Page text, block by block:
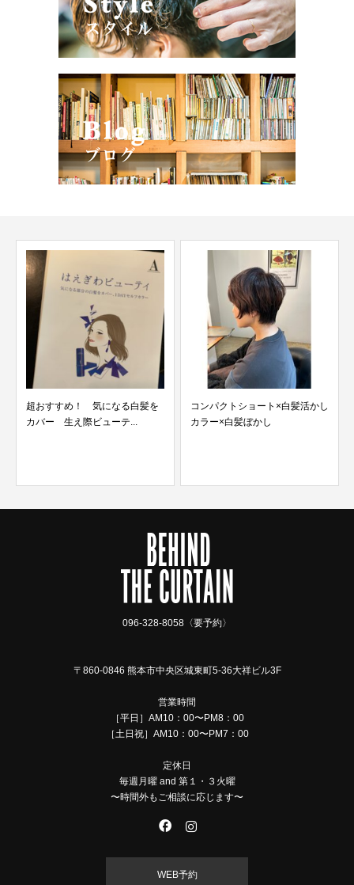
超おすすめ！ 気になる白髪を
カバー 生え際ビューテ...
コンパクトショート×白髪活かし
カラー×白髪ぼかし
096-328-8058〈要予約〉
〒860-0846 熊本市中央区城東町5-36大祥ビル3F
営業時間
［平日］AM10：00〜PM8：00
［土日祝］AM10：00〜PM7：00
定休日
毎週月曜 and 第１・３火曜
〜時間外もご相談に応じます〜
WEB予約